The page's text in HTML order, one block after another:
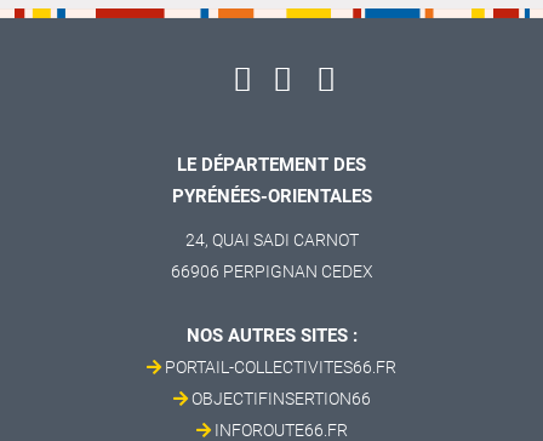
LE DÉPARTEMENT DES
PYRÉNÉES-ORIENTALES
24, QUAI SADI CARNOT
66906 PERPIGNAN CEDEX
NOS AUTRES SITES :
PORTAIL-COLLECTIVITES66.FR
OBJECTIFINSERTION66
INFOROUTE66.FR